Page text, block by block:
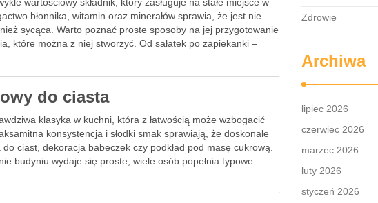
błonnika, witamin oraz minerałów sprawia, że jest nie
sycąca. Warto poznać proste sposoby na jej przygotowanie
które można z niej stworzyć. Od sałatek po zapiekanki –
do ciasta
klasyka w kuchni, która z łatwością może wzbogacić
konsystencja i słodki smak sprawiają, że doskonale
ciast, dekoracja babeczek czy podkład pod masę cukrową.
budyniu wydaje się proste, wiele osób popełnia typowe
Zdrowie
Archiwa
lipiec 2026
czerwiec 2026
marzec 2026
luty 2026
styczeń 2026